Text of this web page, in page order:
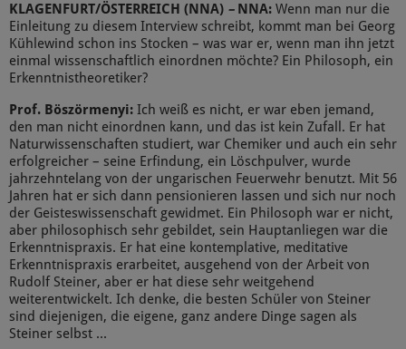
KLAGENFURT/ÖSTERREICH (NNA) – NNA: Wenn man nur die
Einleitung zu diesem Interview schreibt, kommt man bei Georg
Kühlewind schon ins Stocken – was war er, wenn man ihn jetzt
einmal wissenschaftlich einordnen möchte? Ein Philosoph, ein
Erkenntnistheoretiker?
Prof. Böszörmenyi: Ich weiß es nicht, er war eben jemand,
den man nicht einordnen kann, und das ist kein Zufall. Er hat
Naturwissenschaften studiert, war Chemiker und auch ein sehr
erfolgreicher – seine Erfindung, ein Löschpulver, wurde
jahrzehntelang von der ungarischen Feuerwehr benutzt. Mit 56
Jahren hat er sich dann pensionieren lassen und sich nur noch
der Geisteswissenschaft gewidmet. Ein Philosoph war er nicht,
aber philosophisch sehr gebildet, sein Hauptanliegen war die
Erkenntnispraxis. Er hat eine kontemplative, meditative
Erkenntnispraxis erarbeitet, ausgehend von der Arbeit von
Rudolf Steiner, aber er hat diese sehr weitgehend
weiterentwickelt. Ich denke, die besten Schüler von Steiner
sind diejenigen, die eigene, ganz andere Dinge sagen als
Steiner selbst ...